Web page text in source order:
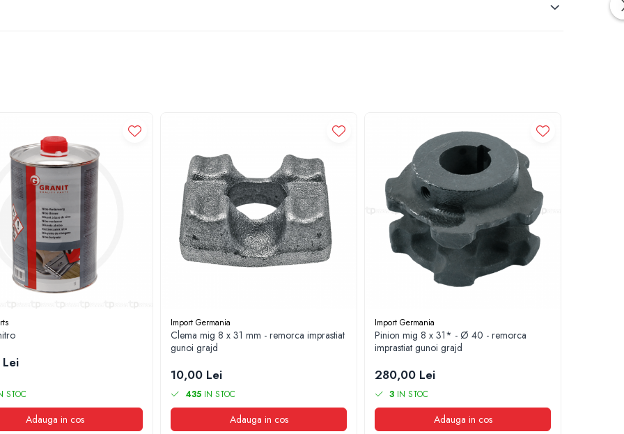
STOC
Adauga in cos
Import Germania
Clema mig 8 x 31 mm - remorca imprastiat
gunoi grajd
10,00 Lei
435 IN STOC
Adauga in cos
Import Germania
Pinion mig 8 x 31* - Ø 40 - remorca
imprastiat gunoi grajd
280,00 Lei
3 IN STOC
Adauga in cos